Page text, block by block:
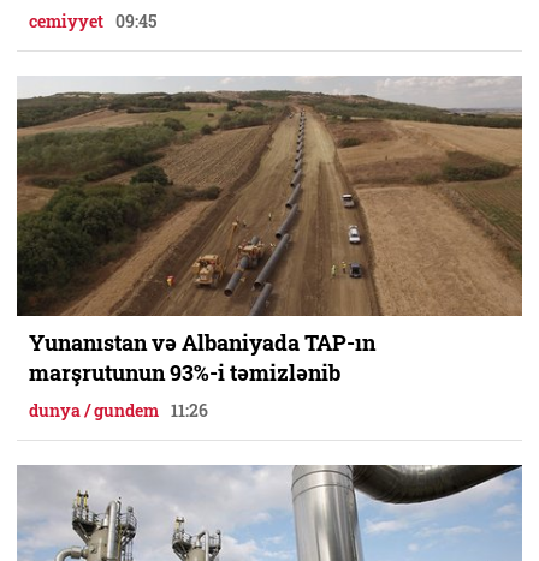
cemiyyet 09:45
Yunanıstan və Albaniyada TAP-ın
marşrutunun 93%-i təmizlənib
dunya / gundem 11:26